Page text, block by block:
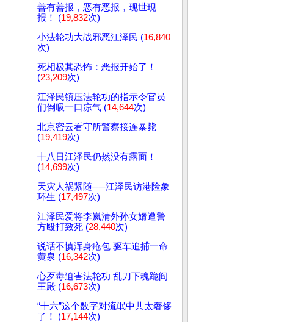
善有善报，恶有恶报，现世现
报！ (19,832次)
小法轮功大战邪恶江泽民 (16,840
次)
死相极其恐怖：恶报开始了！
(23,209次)
江泽民镇压法轮功的指示令官员
们倒吸一口凉气 (14,644次)
北京密云看守所警察接连暴毙
(19,419次)
十八日江泽民仍然没有露面！
(14,699次)
天灾人祸紧随──江泽民访港险象
环生 (17,497次)
江泽民爱将李岚清外孙女婿遭警
方殴打致死 (28,440次)
说话不慎浑身疮包 驱车追捕一命
黄泉 (16,342次)
心歹毒迫害法轮功 乱刀下魂跪阎
王殿 (16,673次)
“十六”这个数字对流氓中共太奢侈
了！ (17,144次)